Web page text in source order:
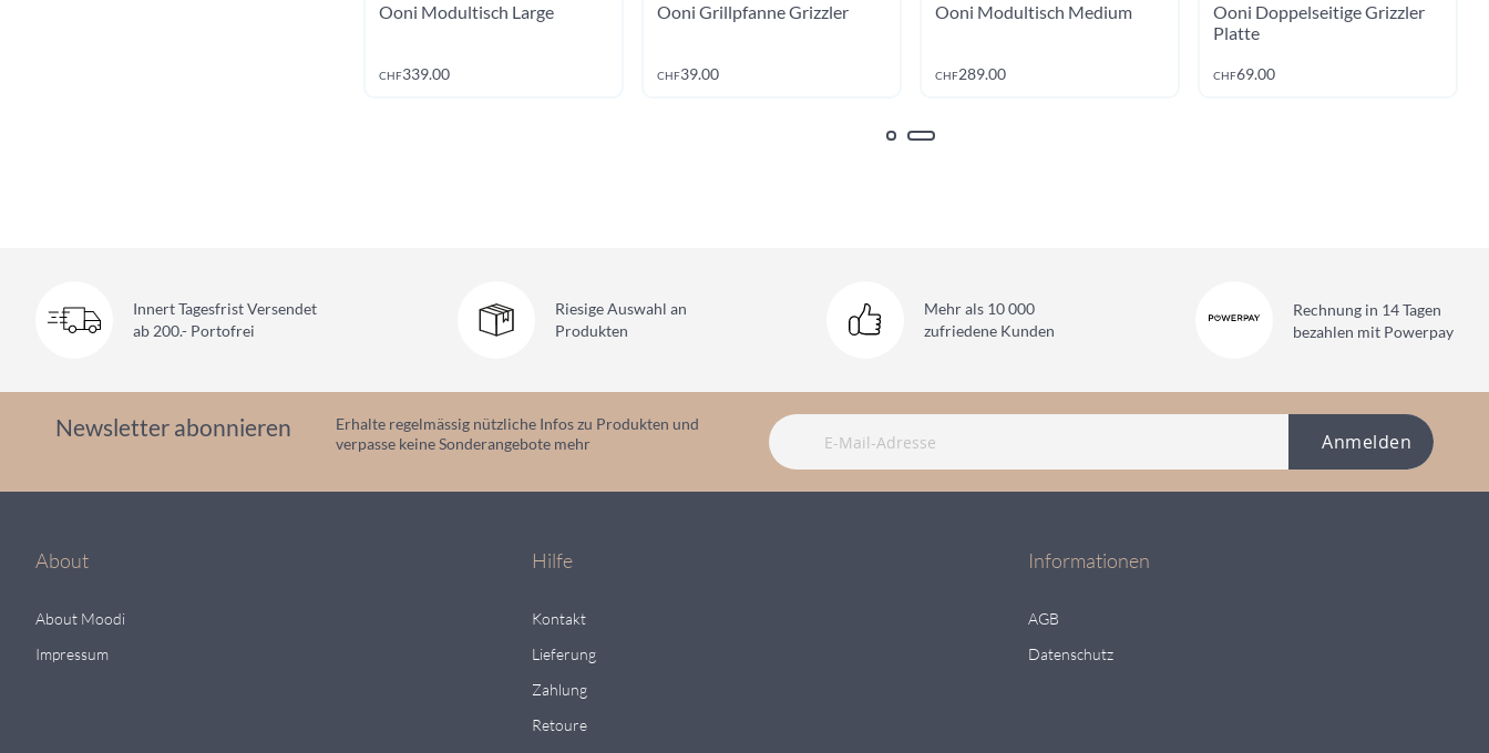
Ooni Modultisch Large
CHF339.00
Ooni Grillpfanne Grizzler
CHF39.00
Ooni Modultisch Medium
CHF289.00
Ooni Doppelseitige Grizzler
Platte
CHF69.00
Innert Tagesfrist Versendet
ab 200.- Portofrei
Riesige Auswahl an
Produkten
Mehr als 10 000
zufriedene Kunden
Rechnung in 14 Tagen
bezahlen mit Powerpay
Newsletter abonnieren
Erhalte regelmässig nützliche Infos zu Produkten und
verpasse keine Sonderangebote mehr
Anmelden
About
About Moodi
Impressum
Hilfe
Kontakt
Lieferung
Zahlung
Retoure
Informationen
AGB
Datenschutz